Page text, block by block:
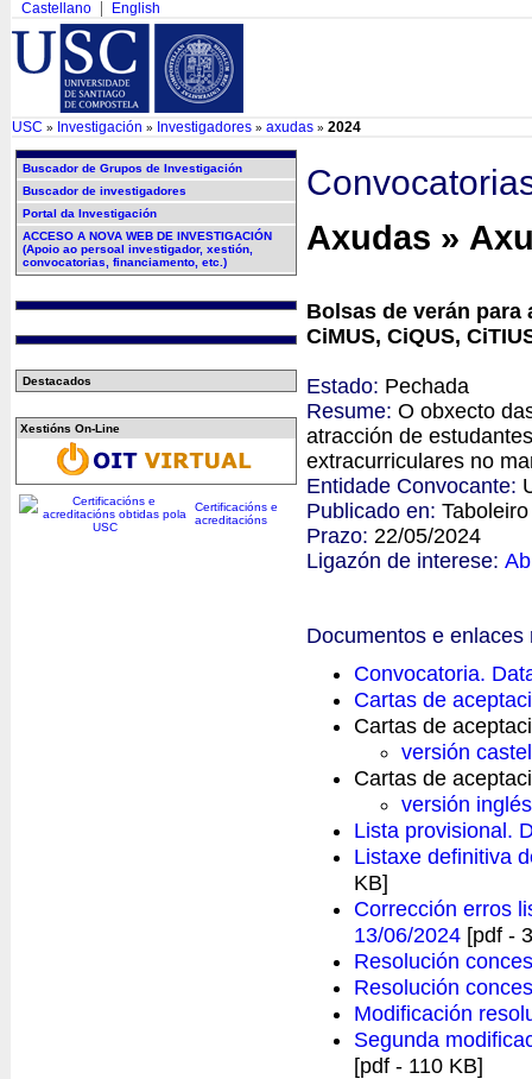
Castellano English
USC » Investigación » Investigadores » axudas » 2024
Buscador de Grupos de Investigación
Buscador de investigadores
Portal da Investigación
ACCESO A NOVA WEB DE INVESTIGACIÓN
(Apoio ao persoal investigador, xestión,
convocatorias, financiamento, etc.)
Destacados
Xestións On-Line
Certificacións e
acreditacións
Axudas »
Bolsas de verán
CiMUS, CiQUS,
Estado: Pechada
Resume: O obxecto
atracción de
extracurriculares no
Entidade Convocante:
Publicado en:
Prazo: 22/05/2024
Ligazón de interese:
Documentos e enlaces
Convocatoria.
Cartas de
Cartas de
versión
Cartas de
versión inglés
Lista provisional.
Listaxe definitiva
KB]
Corrección erros
13/06/2024 [pdf -
Resolución
Resolución
Modificación
Segunda
[pdf - 110 KB]